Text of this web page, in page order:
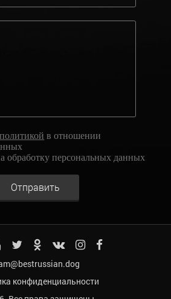
политикой в отношении
обработку персональных данных
Отправить
конфиденциальности